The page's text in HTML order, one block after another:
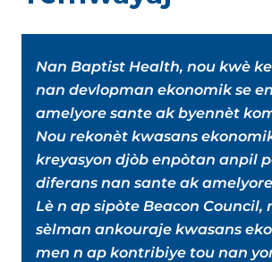
Nan Baptist Health, nou kwè
nan devlopman ekonomik se
amelyore sante ak byennèt
Nou rekonèt kwasans
kreyasyon djòb enpòtan anpil
diferans nan sante ak
Lè n ap sipòte Beacon Council,
sèlman ankouraje kwasans
men n ap kontribiye tou nan